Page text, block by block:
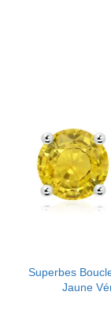
Superbes
Jaune